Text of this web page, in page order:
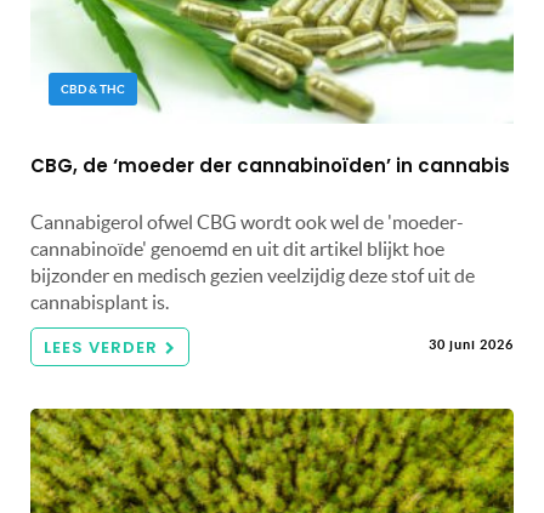
CBD & THC
CBG, de ‘moeder der cannabinoïden’ in cannabis
Cannabigerol ofwel CBG wordt ook wel de 'moeder-
cannabinoïde' genoemd en uit dit artikel blijkt hoe
bijzonder en medisch gezien veelzijdig deze stof uit de
cannabisplant is.
LEES VERDER 30 juni 2026